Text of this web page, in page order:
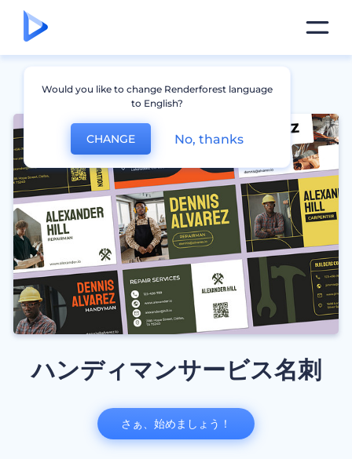
ハンディマンサービス名刺
さぁ、始めましょう！
Would you like to change Renderforest language
to English?
CHANGE No, thanks